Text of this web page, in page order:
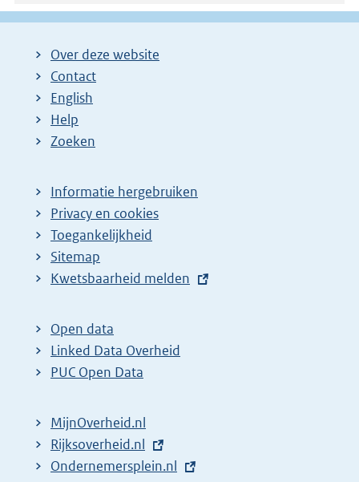
Over deze website
Contact
English
Help
Zoeken
Informatie hergebruiken
Privacy en cookies
Toegankelijkheid
Sitemap
E
t
e
r
l
i
n
Kwetsbaarheid melden
Open data
Linked Data Overheid
PUC Open Data
MijnOverheid.nl
E
x
Rijksoverheid.nl
E
Ondernemersplein.nl